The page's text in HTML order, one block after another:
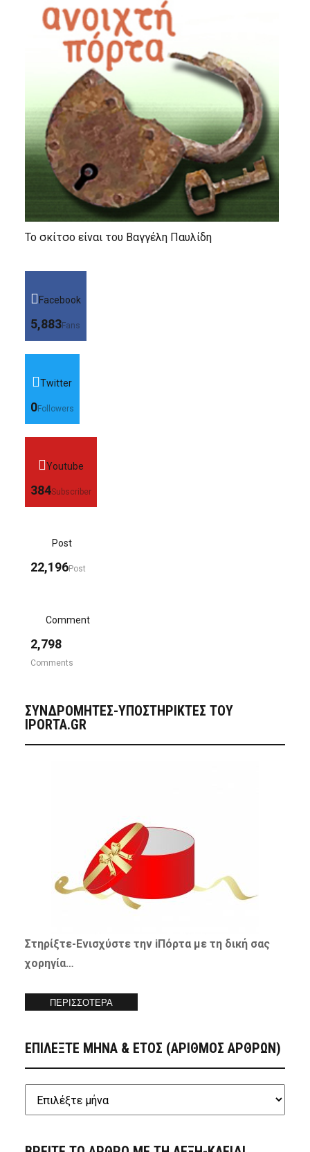
Το σκίτσο είναι του Βαγγέλη Παυλίδη
Facebook
5,883Fans
Twitter
0Followers
Youtube
384Subscriber
Post
22,196Post
Comment
2,798
Comments
ΣΥΝΔΡΟΜΗΤΈΣ-ΥΠΟΣΤΗΡΙΚΤΈΣ ΤΟΥ
IPORTA.GR
Στηρίξτε-Ενισχύστετην iΠόρτα με τη δική σας
χορηγία…
ΠΕΡΙΣΣΟΤΕΡΑ
ΕΠΙΛΕΞΤΕ ΜΗΝΑ & ΕΤΟΣ (ΑΡΙΘΜΟΣ ΑΡΘΡΩΝ)